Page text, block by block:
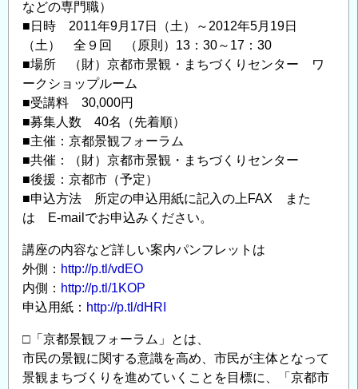
などの専門職）
■日時 2011年9月17日（土）～2012年5月19日
（土） 全９回 （原則）13：30～17：30
■場所 （財）京都市景観・まちづくりセンター ワ
ークショップルーム
■受講料 30,000円
■募集人数 40名（先着順）
■主催：京都景観フォーラム
■共催：（財）京都市景観・まちづくりセンター
■後援：京都市（予定）
■申込方法 所定の申込用紙に記入の上FAX また
は E-mailでお申込みください。
講座の内容など詳しい案内パンフレットは
外側： http://p.tl/vdEO
内側： http://p.tl/1KOP
申込用紙： http://p.tl/dHRI
□「京都景観フォーラム」とは、
市民の景観に関する意識を高め、市民が主体となって
景観まちづくりを進めていくことを目標に、「京都市